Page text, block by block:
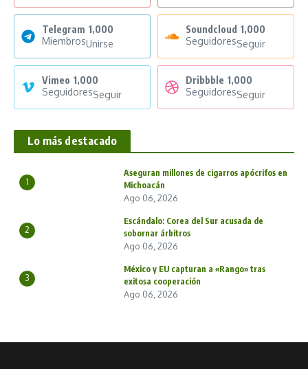
Telegram 1,000
MiembrosUnirse
Soundcloud 1,000
SeguidoresSeguir
Vimeo 1,000
SeguidoresSeguir
Dribbble 1,000
SeguidoresSeguir
Lo más destacado
1
Aseguran millones de cigarros apócrifos en
Michoacán
Ago 06, 2026
2
Escándalo: Corea del Sur acusada de
sobornar árbitros
Ago 06, 2026
3
México y EU capturan a «Rango» tras
exitosa cooperación
Ago 06, 2026